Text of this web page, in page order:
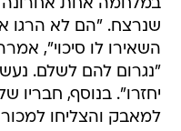
במלחמה אחת אחרונה
שנרצח. "הם לא הרגו
השאירו לו סיכוי",
"נגרום להם לשלם.
יחזרו". בנוסף, חבריו
למאבק והצליחו